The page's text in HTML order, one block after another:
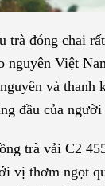
trà đóng chai
nguyên Việt
và
đầu của
trà vải C2
vị thơm ngọt